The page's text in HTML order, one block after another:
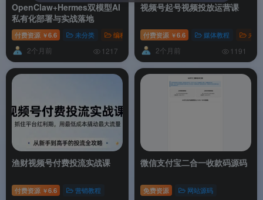
OpenClaw+Hermes双模型AI
私有化部署与实战落地
付费资源 ￥6.6 未分类 编程教程
2个月前 1217
视频号起号视频投放运营课
付费资源 ￥6.6 媒体教程 未分
2个月前 1191
渔财视频号付费投流实战课
付费资源 ￥6.6 营销教程
微信支付宝二合一收款码源码
免费资源 网站源码